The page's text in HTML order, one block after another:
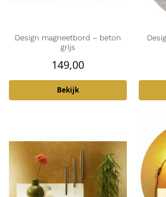
Design magneetbord – beton
grijs
149,00
Bekijk